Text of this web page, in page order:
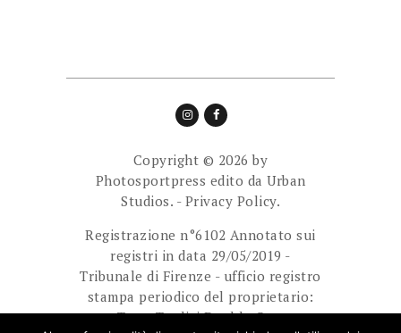
Copyright © 2026 by
Photosportpress edito da Urban
Studios. - Privacy Policy.
Registrazione n°6102 Annotato sui
registri in data 29/05/2019 -
Tribunale di Firenze - ufficio registro
stampa periodico del proprietario:
Team Tredici Double Cam